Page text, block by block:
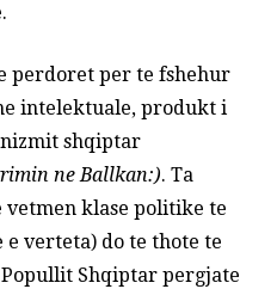
perdoret per te fshehur
intelektuale, produkt i
shqiptar
ne Ballkan:). Ta
vetmen klase politike te
verteta) do te thote te
Shqiptar pergjate